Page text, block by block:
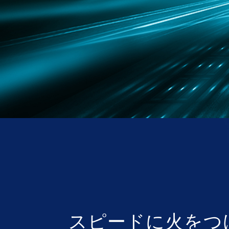
スピードに火をつ